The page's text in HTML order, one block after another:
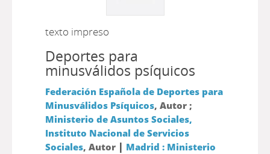
texto impreso
Deportes para
minusválidos psíquicos
Federación Española de Deportes para
Minusválidos Psíquicos, Autor ;
Ministerio de Asuntos Sociales,
Instituto Nacional de Servicios
Sociales, Autor | Madrid : Ministerio